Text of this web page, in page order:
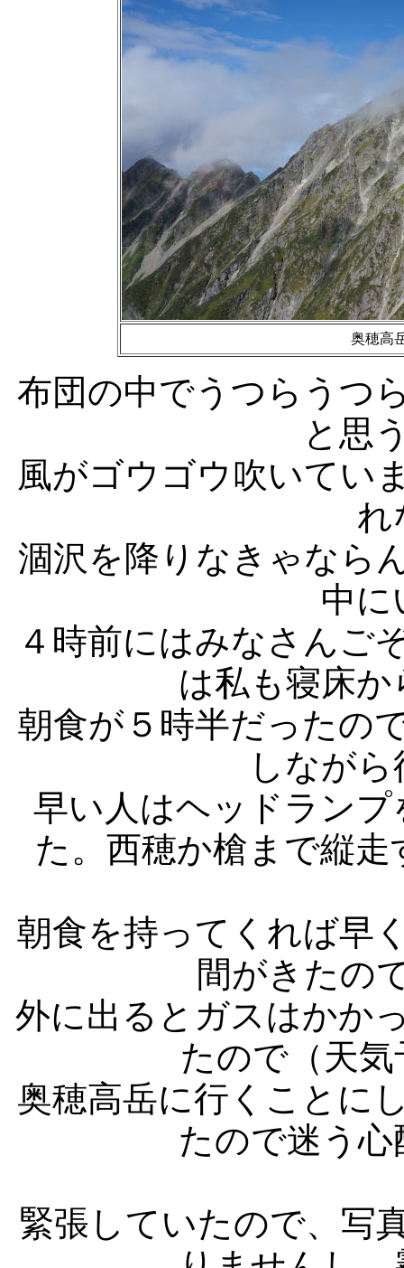
奥穂高
布団の中でうつらうつ
と思
風がゴウゴウ吹いてい
れ
涸沢を降りなきゃなら
中に
４時前にはみなさんご
は私も寝床
朝食が５時半だったの
しなが
早い人はヘッドラン
た。西穂か槍まで縦
朝食を持ってくれば早
間がきたの
外に出るとガスはかか
たので（天
奥穂高岳に行くことに
たので迷う
緊張していたので、写